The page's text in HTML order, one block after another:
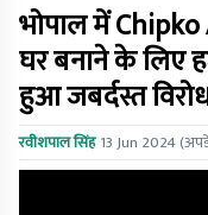
pradesh
angry
streets
भोपाल में Chipko
घर बनाने के लिए
हुआ जबर्दस्त
रवीशपाल सिंह 13 Jun 2024